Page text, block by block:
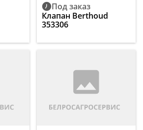
Под заказ
Клапан Berthoud
353306